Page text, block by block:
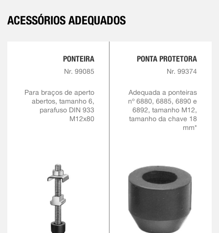
ACESSÓRIOS ADEQUADOS
PONTEIRA
Nr. 99085
Para braços de aperto
abertos, tamanho 6,
parafuso DIN 933
M12x80
PONTA PROTETORA
Nr. 99374
Adequada a ponteiras
nº 6880, 6885, 6890 e
6892, tamanho M12,
tamanho da chave 18
mm*